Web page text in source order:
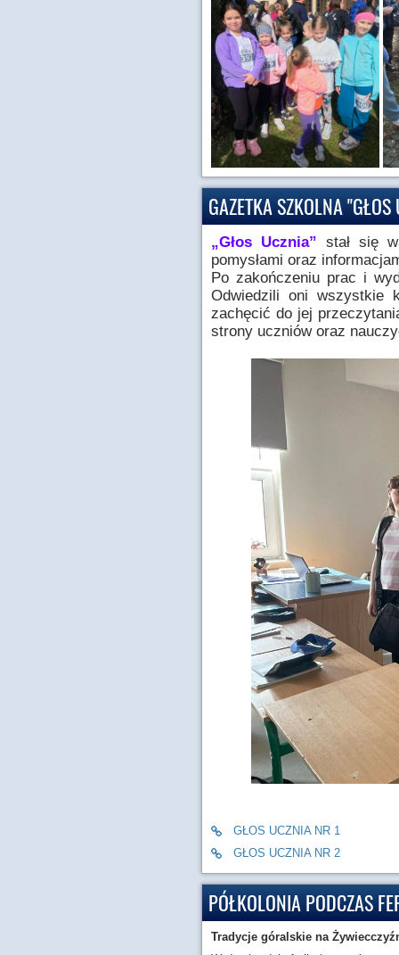
GAZETKA SZKOLNA "GŁOS
„Głos Ucznia” stał się
pomysłami oraz
Po zakończeniu prac i
Odwiedzili oni wszystkie
zachęcić do jej
strony uczniów oraz
GŁOS UCZNIA NR 1
GŁOS UCZNIA NR 2
PÓŁKOLONIA PODCZAS
Tradycje góralskie na